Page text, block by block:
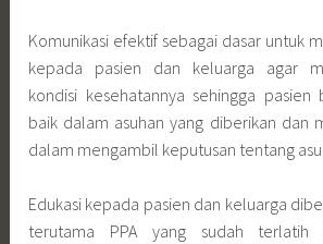
Komunikasi efektif sebagai dasar untuk
kepada pasien dan keluarga agar
kondisi kesehatannya sehingga pasien
baik dalam asuhan yang diberikan dan
dalam mengambil keputusan tentang
Edukasi kepada pasien dan keluarga
terutama PPA yang sudah terlatih